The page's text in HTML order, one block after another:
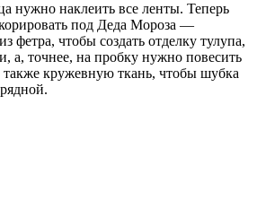
нужно наклеить все ленты. Теперь
под Деда Мороза —
фетра, чтобы создать отделку тулупа,
а, точнее, на пробку нужно повесить
также кружевную ткань, чтобы шубка